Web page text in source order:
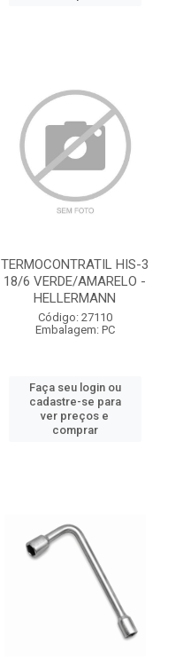
TERMOCONTRATIL HIS-3
18/6 VERDE/AMARELO -
HELLERMANN
Código: 27110
Embalagem: PC
Faça seu login ou
cadastre-se para
ver preços e
comprar